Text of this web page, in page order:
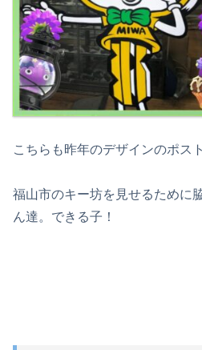
こちらも昨年のデザインのポス
福山市のキー坊を見せるために
ん達。できる子！